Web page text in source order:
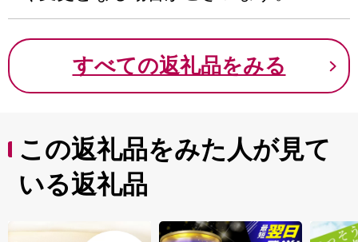
すべての返礼品をみる
この返礼品をみた人が見て
いる返礼品